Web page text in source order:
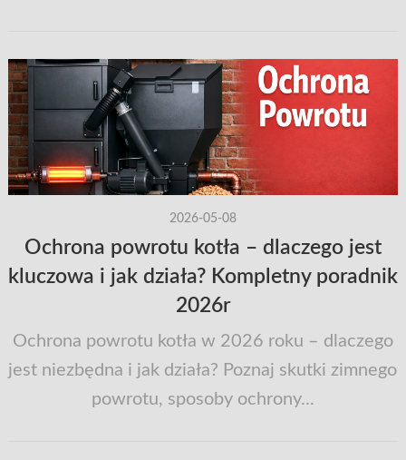
2026-05-08
Ochrona powrotu kotła – dlaczego jest
kluczowa i jak działa? Kompletny poradnik
2026r
Ochrona powrotu kotła w 2026 roku – dlaczego
jest niezbędna i jak działa? Poznaj skutki zimnego
powrotu, sposoby ochrony...